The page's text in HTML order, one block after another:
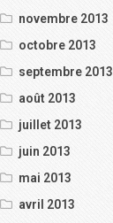
novembre 2013
octobre 2013
septembre 2013
août 2013
juillet 2013
juin 2013
mai 2013
avril 2013